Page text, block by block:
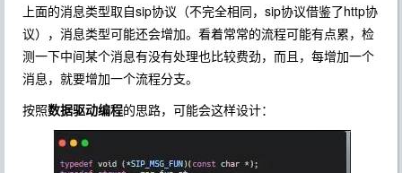
上面的消息类型取自sip协议（不完全相同，sip协议借鉴了http协
议），消息类型可能还会增加。看着常常的流程可能有点累，检
测一下中间某个消息有没有处理也比较费劲，而且，每增加一个
消息，就要增加一个流程分支。
按照数据驱动编程的思路，可能会这样设计：